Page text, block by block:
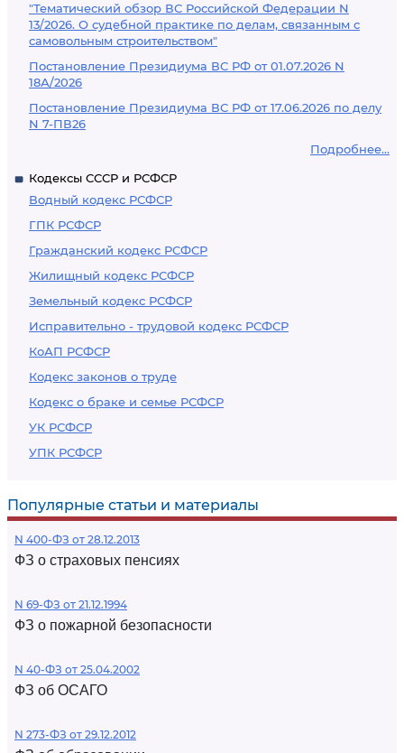
"Тематический обзор ВС Российской Федерации N
13/2026. О судебной практике по делам, связанным с
самовольным строительством"
Постановление Президиума ВС РФ от 01.07.2026 N
18А/2026
Постановление Президиума ВС РФ от 17.06.2026 по делу
N 7-ПВ26
Подробнее...
Кодексы СССР и РСФСР
Водный кодекс РСФСР
ГПК РСФСР
Гражданский кодекс РСФСР
Жилищный кодекс РСФСР
Земельный кодекс РСФСР
Исправительно - трудовой кодекс РСФСР
КоАП РСФСР
Кодекс законов о труде
Кодекс о браке и семье РСФСР
УК РСФСР
УПК РСФСР
Популярные статьи и материалы
N 400-ФЗ от 28.12.2013
ФЗ о страховых пенсиях
N 69-ФЗ от 21.12.1994
ФЗ о пожарной безопасности
N 40-ФЗ от 25.04.2002
ФЗ об ОСАГО
N 273-ФЗ от 29.12.2012